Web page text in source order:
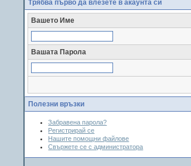
Трябва първо да влезете в акаунта си
Вашето Име
Вашата Парола
Полезни връзки
Забравена парола?
Регистрирай се
Нашите помощни файлове
Свържете се с администратора